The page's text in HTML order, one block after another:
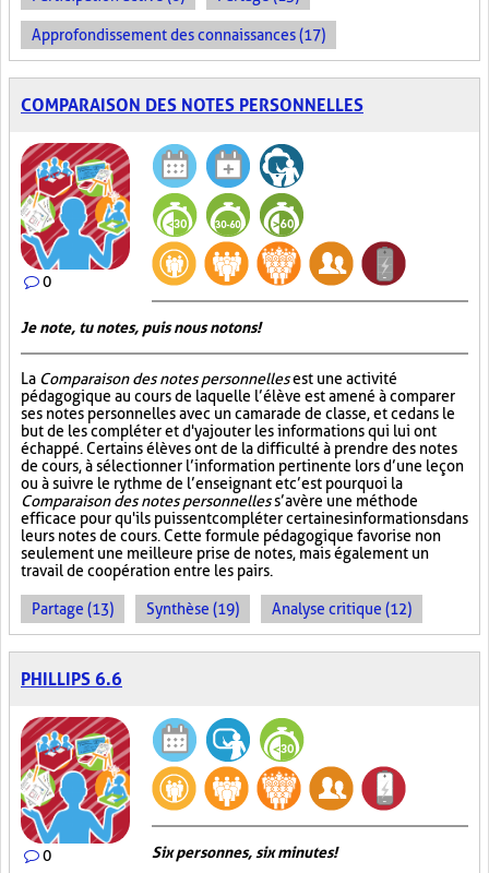
Approfondissement des connaissances (17)
COMPARAISON DES NOTES PERSONNELLES
0
Je note, tu notes, puis nous notons!
La Comparaison des notes personnellesest une activité
pédagogique au cours de laquelle l’élève est amené à comparer
ses notes personnelles avec un camarade de classe, et ce dans le
but de les compléter et d'y ajouter les informations qui lui ont
échappé. Certains élèves ont de la difficulté à prendre des notes
de cours, à sélectionner l’information pertinente lors d’une leçon
ou à suivre le rythme de l’enseignant et c’est pourquoi la
Comparaison des notes personnelless’avère une méthode
efficace pour qu'ils puissent compléter certaines informations dans
leurs notes de cours. Cette formule pédagogique favorise non
seulement une meilleure prise de notes, mais également un
travail de coopération entre les pairs.
Partage (13) Synthèse (19) Analyse critique (12)
PHILLIPS 6.6
0 Six personnes, six minutes!